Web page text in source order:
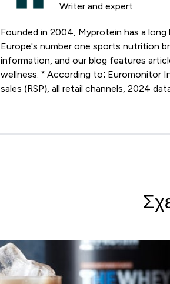
Writer and expert
Founded in 2004, Myprotein has a
Europe's number one sports nutrition
information, and our blog features
wellness. * According to: Euromonitor
sales (RSP), all retail channels, 2024